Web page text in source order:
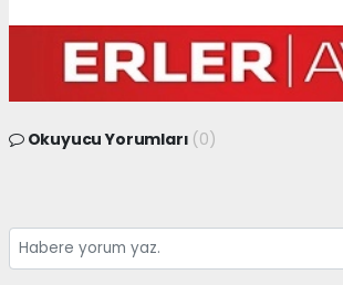
Okuyucu Yorumları (0)